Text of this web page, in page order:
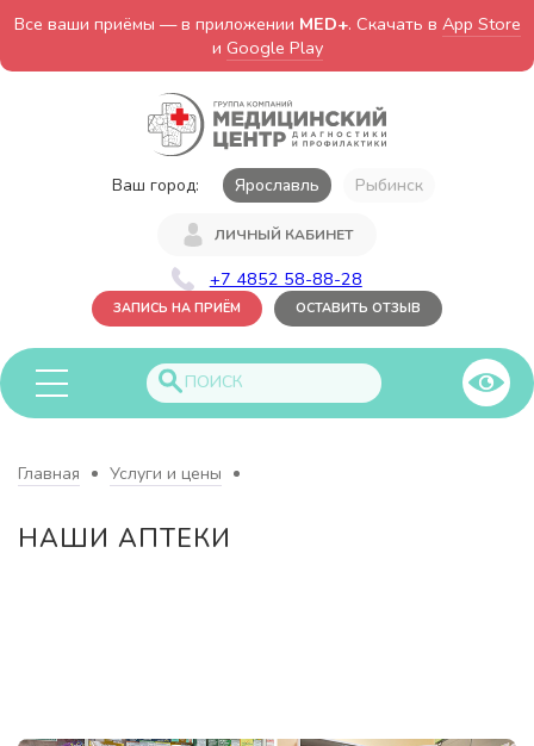
Все ваши приёмы — в приложении MED+. Скачать в App Store
и Google Play
Ваш город: Ярославль Рыбинск
ЛИЧНЫЙ КАБИНЕТ
+7 4852 58-88-28
ЗАПИСЬ НА ПРИЁМ ОСТАВИТЬ ОТЗЫВ
Главная Услуги и цены
НАШИ АПТЕКИ